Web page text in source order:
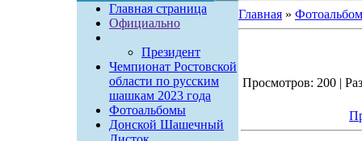
Главная страница
Официально
Президент
Чемпионат Ростовской
области по русским
шашкам 2023 года
Фотоальбомы
Донской Шашечный
Главная» Фотоальбом
Просмотров: 200 |